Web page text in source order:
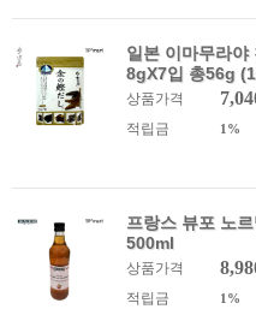
일본 이마무라야
8gX7입 총56g
상품가격
적립금 1%
프랑스 뷰포 노
500ml
상품가격
적립금 1%